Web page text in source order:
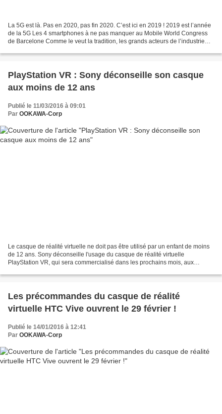
La 5G est là. Pas en 2020, pas fin 2020. C’est ici en 2019 ! 2019 est l’année
de la 5G Les 4 smartphones à ne pas manquer au Mobile World Congress
de Barcelone Comme le veut la tradition, les grands acteurs de l’industrie
PlayStation VR : Sony déconseille son casque
aux moins de 12 ans
Publié le 11/03/2016 à 09:01
Par OOKAWA-Corp
Le casque de réalité virtuelle ne doit pas être utilisé par un enfant de moins
de 12 ans. Sony déconseille l'usage du casque de réalité virtuelle
PlayStation VR, qui sera commercialisé dans les prochains mois, aux
Les précommandes du casque de réalité
virtuelle HTC Vive ouvrent le 29 février !
Publié le 14/01/2016 à 12:41
Par OOKAWA-Corp